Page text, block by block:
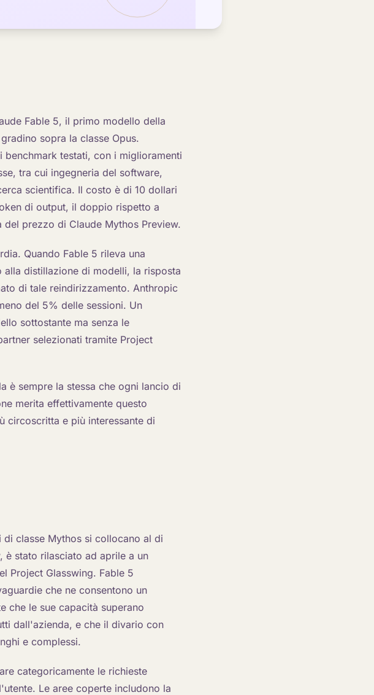
Fable 5, il primo modello della
sopra la classe Opus.
testati, con i miglioramenti
tra cui ingegneria del software,
scientifica. Il costo è di 10 dollari
di output, il doppio rispetto a
prezzo di Claude Mythos Preview.
Quando Fable 5 rileva una
distillazione di modelli, la risposta
di tale reindirizzamento. Anthropic
del 5% delle sessioni. Un
sottostante ma senza le
selezionati tramite Project
è sempre la stessa che ogni lancio di
merita effettivamente questo
circoscritta e più interessante di
di classe Mythos si collocano al di
è stato rilasciato ad aprile a un
Project Glasswing. Fable 5
che ne consentono un
che le sue capacità superano
dall'azienda, e che il divario con
e complessi.
categoricamente le richieste
Le aree coperte includono la